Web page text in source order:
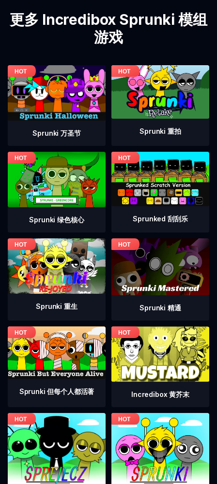
更多 Incredibox Sprunki 模组
游戏
Sprunki 万圣节 Sprunki 重拍
Sprunki 绿色核心 Sprunked 刮刮乐
Sprunki 重生 Sprunki 精通
Sprunki 但每个人都活著 Incredibox 黄芥末